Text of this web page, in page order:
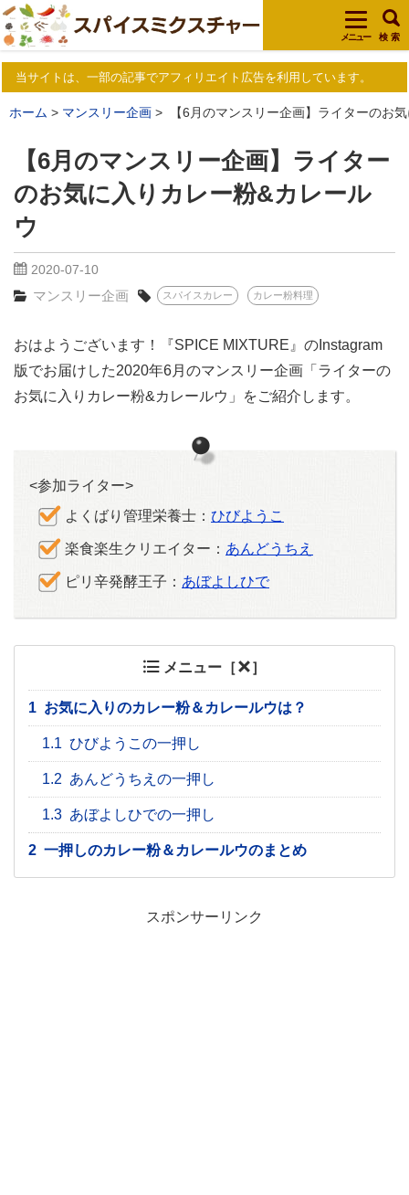
メニュー 検 索
当サイトは、一部の記事でアフィリエイト広告を利用しています。
ホーム マンスリー企画 【6月のマンスリー企画】ライターのお
【6月のマンスリー企画】ライター
のお気に入りカレー粉&カレール
ウ
2020-07-10
マンスリー企画 スパイスカレー カレー粉料理
おはようございます！『SPICE MIXTURE』のInstagram
版でお届けした2020年6月のマンスリー企画「ライターの
お気に入りカレー粉&カレールウ」をご紹介します。
<参加ライター>
よくばり管理栄養士： ひびようこ
楽食楽生クリエイター： あんどうちえ
ピリ辛発酵王子： あぼよしひで
メニュー［ ］
1 お気に入りのカレー粉＆カレールウは？
1.1 ひびようこの一押し
1.2 あんどうちえの一押し
1.3 あぼよしひでの一押し
2 一押しのカレー粉＆カレールウのまとめ
スポンサーリンク